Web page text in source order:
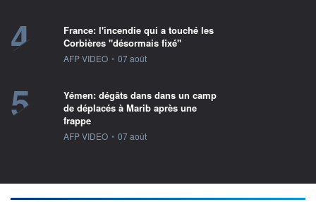
4
France: l'incendie qui a touché les
Corbières "désormais fixé"
information fournie par
AFP VIDEO • 07 août
5
Yémen: dégâts dans dans un camp
de déplacés à Marib après une
frappe
information fournie par
AFP VIDEO • 07 août